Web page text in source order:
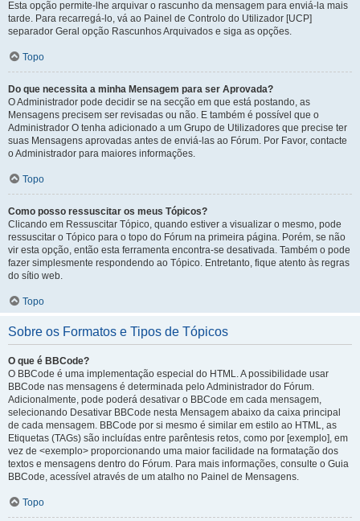
Esta opção permite-lhe arquivar o rascunho da mensagem para enviá-la mais
tarde. Para recarregá-lo, vá ao Painel de Controlo do Utilizador [UCP]
separador Geral opção Rascunhos Arquivados e siga as opções.
Topo
Do que necessita a minha Mensagem para ser Aprovada?
O Administrador pode decidir se na secção em que está postando, as
Mensagens precisem ser revisadas ou não. E também é possível que o
Administrador O tenha adicionado a um Grupo de Utilizadores que precise ter
suas Mensagens aprovadas antes de enviá-las ao Fórum. Por Favor, contacte
o Administrador para maiores informações.
Topo
Como posso ressuscitar os meus Tópicos?
Clicando em Ressuscitar Tópico, quando estiver a visualizar o mesmo, pode
ressuscitar o Tópico para o topo do Fórum na primeira página. Porém, se não
vir esta opção, então esta ferramenta encontra-se desativada. Também o pode
fazer simplesmente respondendo ao Tópico. Entretanto, fique atento às regras
do sítio web.
Topo
Sobre os Formatos e Tipos de Tópicos
O que é BBCode?
O BBCode é uma implementação especial do HTML. A possibilidade usar
BBCode nas mensagens é determinada pelo Administrador do Fórum.
Adicionalmente, pode poderá desativar o BBCode em cada mensagem,
selecionando Desativar BBCode nesta Mensagem abaixo da caixa principal
de cada mensagem. BBCode por si mesmo é similar em estilo ao HTML, as
Etiquetas (TAGs) são incluídas entre parêntesis retos, como por [exemplo], em
vez de <exemplo> proporcionando uma maior facilidade na formatação dos
textos e mensagens dentro do Fórum. Para mais informações, consulte o Guia
BBCode, acessível através de um atalho no Painel de Mensagens.
Topo